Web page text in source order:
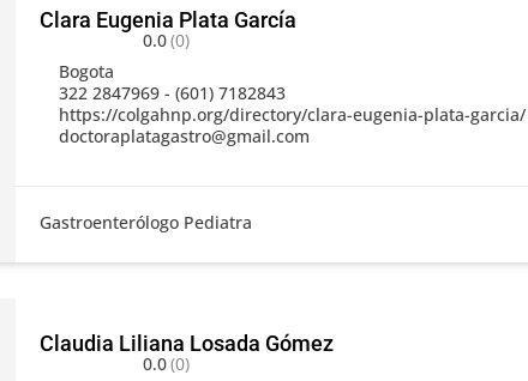
Clara Eugenia Plata García
0.0(0)
Bogota
322 2847969 - (601) 7182843
https://colgahnp.org/directory/clara-eugenia-plata-garcia/
doctoraplatagastro@gmail.com
Gastroenterólogo Pediatra
Claudia Liliana Losada Gómez
0.0(0)